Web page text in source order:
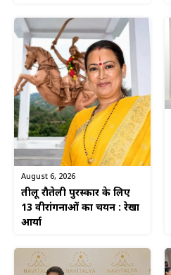
August 6, 2026
तीलू रौतेली पुरस्कार के लिए
13 वीरांगनाओं का चयन : रेखा
आर्या